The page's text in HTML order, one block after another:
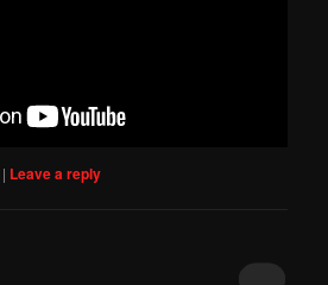
| Leave a reply